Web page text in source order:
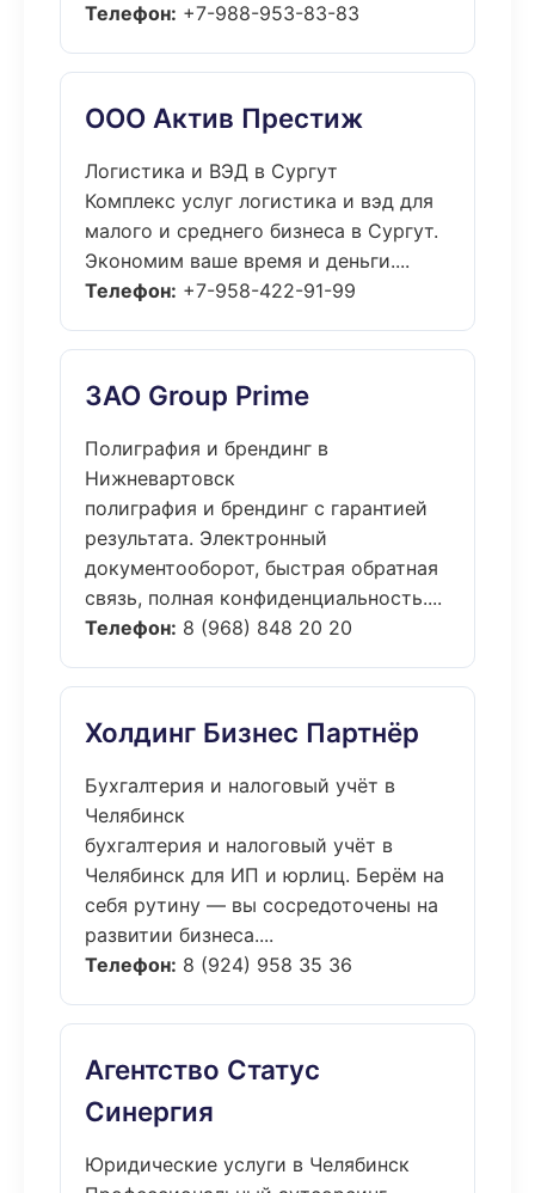
Телефон: +7-988-953-83-83
ООО Актив Престиж
Логистика и ВЭД в Сургут
Комплекс услуг логистика и вэд для
малого и среднего бизнеса в Сургут.
Экономим ваше время и деньги....
Телефон: +7-958-422-91-99
ЗАО Group Prime
Полиграфия и брендинг в
Нижневартовск
полиграфия и брендинг с гарантией
результата. Электронный
документооборот, быстрая обратная
связь, полная конфиденциальность....
Телефон: 8 (968) 848 20 20
Холдинг Бизнес Партнёр
Бухгалтерия и налоговый учёт в
Челябинск
бухгалтерия и налоговый учёт в
Челябинск для ИП и юрлиц. Берём на
себя рутину — вы сосредоточены на
развитии бизнеса....
Телефон: 8 (924) 958 35 36
Агентство Статус
Синергия
Юридические услуги в Челябинск